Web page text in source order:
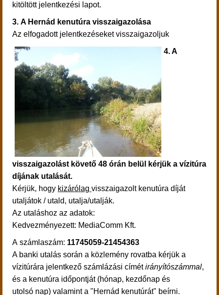
kitöltött jelentkezési lapot.
3. A Hernád kenutúra visszaigazolása
Az elfogadott jelentkezéseket visszaigazoljuk
4. A
visszaigazolást követő 48 órán belül kérjük a vízitúra
díjának utalását.
Kérjük, hogy kizárólag visszaigazolt kenutúra díját
utaljátok / utald, utalja/utalják.
Az utaláshoz az adatok:
Kedvezményezett: MediaComm Kft.
A számlaszám: 11745059-21454363
A banki utalás során a közlemény rovatba kérjük a
vízitúrára jelentkező számlázási címétirányítószámmal,
és a kenutúra időpontját (hónap, kezdőnap és
utolsó nap) valamint a "Hernád kenutúrát" beírni.